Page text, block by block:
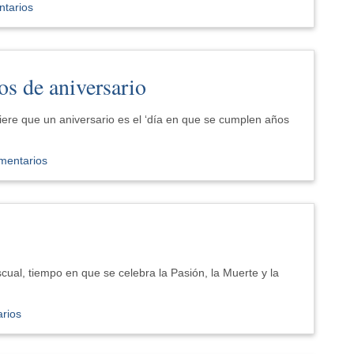
de aniversario
que un aniversario es el ‘día en que se cumplen años
tiempo en que se celebra la Pasión, la Muerte y la